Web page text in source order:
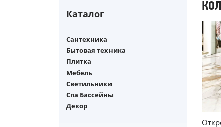
Каталог
Сантехника
Бытовая техника
Плитка
Мебель
Светильники
Спа Бассейны
Декор